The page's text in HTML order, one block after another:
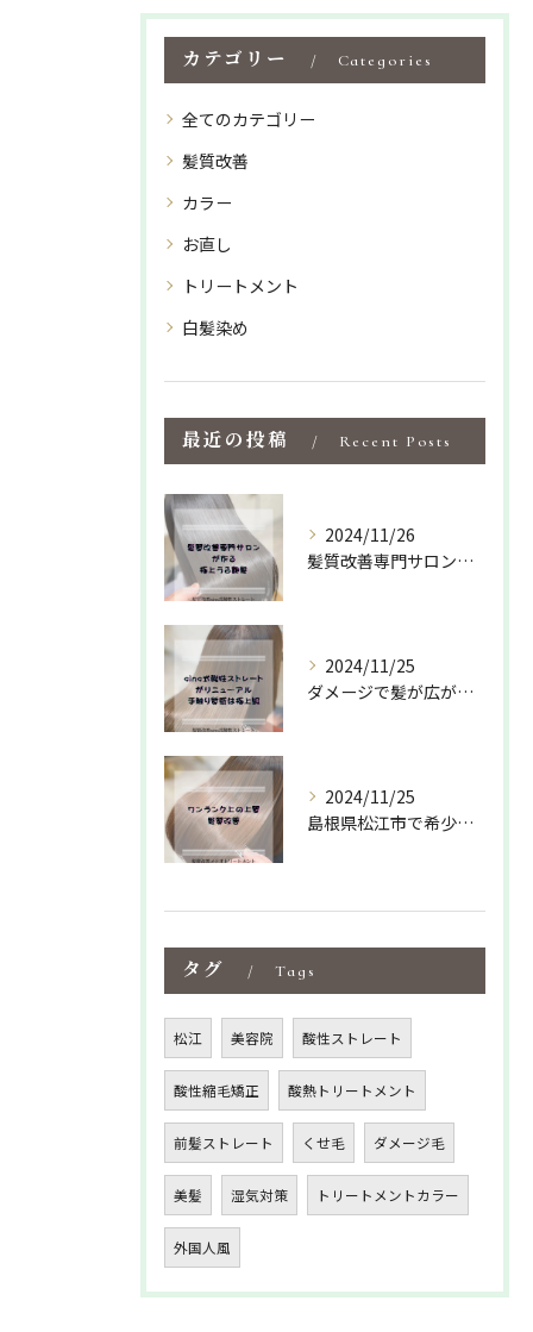
カテゴリー Categories
全てのカテゴリー
髪質改善
カラー
お直し
トリートメント
白髪染め
最近の投稿 Recent Posts
2024/11/26
髪質改善専門サロンでしか出来ない特化型の薬剤や施術で
2024/11/25
ダメージで髪が広がりパサついて収まりが悪い方におすすめ✌️
2024/11/25
島根県松江市で希少な髪質改善専門サロンの
タグ Tags
松江 美容院 酸性ストレート
酸性縮毛矯正 酸熱トリートメント
前髪ストレート くせ毛 ダメージ毛
美髪 湿気対策 トリートメントカラー
外国人風